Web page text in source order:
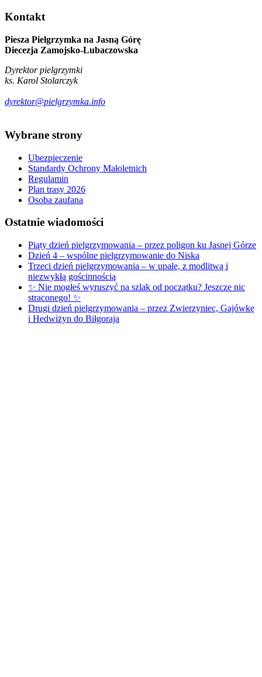
Kontakt
Piesza Pielgrzymka na Jasną Górę
Diecezja Zamojsko-Lubaczowska
Dyrektor pielgrzymki
ks. Karol Stolarczyk
dyrektor@pielgrzymka.info
Wybrane strony
Ubezpieczenie
Standardy Ochrony Małoletnich
Regulamin
Plan trasy 2026
Osoba zaufana
Ostatnie wiadomości
Piąty dzień pielgrzymowania – przez poligon ku Jasnej Górze
Dzień 4 – wspólne pielgrzymowanie do Niska
Trzeci dzień pielgrzymowania – w upale, z modlitwą i
niezwykłą gościnnością
✨ Nie mogłeś wyruszyć na szlak od początku? Jeszcze nic
straconego! ✨
Drugi dzień pielgrzymowania – przez Zwierzyniec, Gajówkę
i Hedwiżyn do Biłgoraja